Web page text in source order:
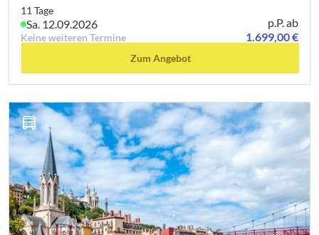
11 Tage
Sa. 12.09.2026
Keine weiteren Termine
p.P. ab
1.699,00 €
Zum Angebot